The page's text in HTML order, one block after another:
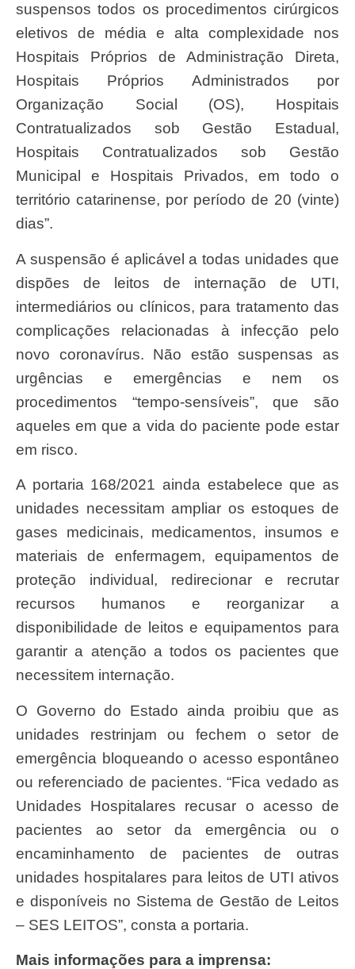
suspensos todos os procedimentos cirúrgicos
eletivos de média e alta complexidade nos
Hospitais Próprios de Administração Direta,
Hospitais Próprios Administrados por
Organização Social (OS), Hospitais
Contratualizados sob Gestão Estadual,
Hospitais Contratualizados sob Gestão
Municipal e Hospitais Privados, em todo o
território catarinense, por período de 20 (vinte)
dias”.
A suspensão é aplicável a todas unidades que
dispões de leitos de internação de UTI,
intermediários ou clínicos, para tratamento das
complicações relacionadas à infecção pelo
novo coronavírus. Não estão suspensas as
urgências e emergências e nem os
procedimentos “tempo-sensíveis”, que são
aqueles em que a vida do paciente pode estar
em risco.
A portaria 168/2021 ainda estabelece que as
unidades necessitam ampliar os estoques de
gases medicinais, medicamentos, insumos e
materiais de enfermagem, equipamentos de
proteção individual, redirecionar e recrutar
recursos humanos e reorganizar a
disponibilidade de leitos e equipamentos para
garantir a atenção a todos os pacientes que
necessitem internação.
O Governo do Estado ainda proibiu que as
unidades restrinjam ou fechem o setor de
emergência bloqueando o acesso espontâneo
ou referenciado de pacientes. “Fica vedado as
Unidades Hospitalares recusar o acesso de
pacientes ao setor da emergência ou o
encaminhamento de pacientes de outras
unidades hospitalares para leitos de UTI ativos
e disponíveis no Sistema de Gestão de Leitos
– SES LEITOS”, consta a portaria.
Mais informações para a imprensa: